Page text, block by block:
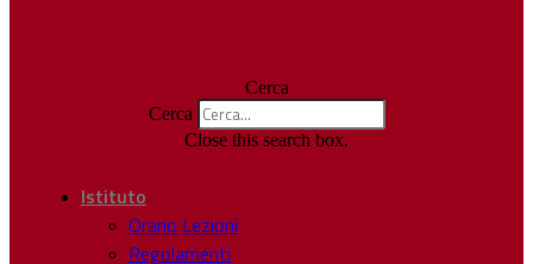
Cerca
Cerca
Close this search box.
Istituto
Orario Lezioni
Regolamenti